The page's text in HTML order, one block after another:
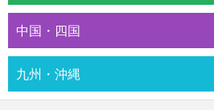
中国・四国
九州・沖縄